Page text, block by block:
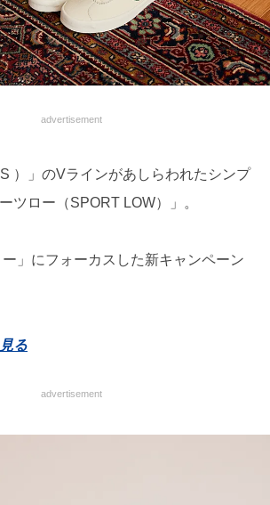
advertisement
）」のVラインがあしらわれたシンプ
ツロー（SPORT LOW）」。
」にフォーカスした新キャンペーン
る
advertisement